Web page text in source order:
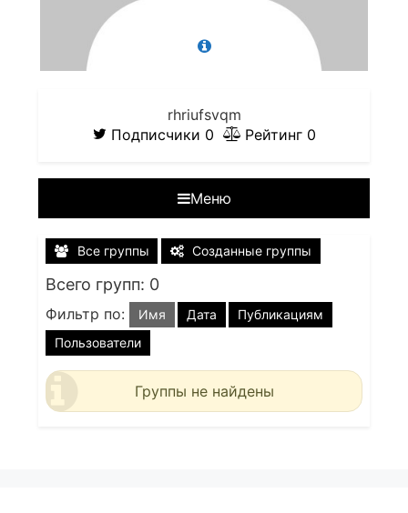
rhriufsvqm
Подписчики 0 Рейтинг 0
Меню
Все группы Созданные группы
Всего групп: 0
Фильтр по: Имя Дата
Публикациям
Пользователи
Группы не найдены